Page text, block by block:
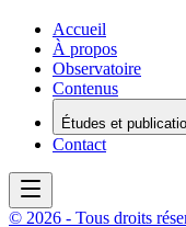
Accueil
À propos
Observatoire
Contenus
Études et
Contact
© 2026 - Tous droits